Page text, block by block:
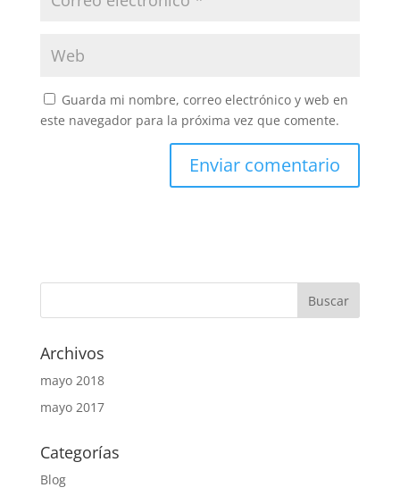
Guarda mi nombre, correo electrónico y web en
este navegador para la próxima vez que comente.
Archivos
mayo 2018
mayo 2017
Categorías
Blog